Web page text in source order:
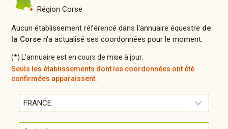
Région Corse
Aucun établissement référencé dans l'annuaire équestre de
la Corse n'a actualisé ses coordonnées pour le moment.
(*) L'annuaire est en cours de mise à jour.
Seuls les établissements dont les coordonnées ont été
confirmées apparaissent.